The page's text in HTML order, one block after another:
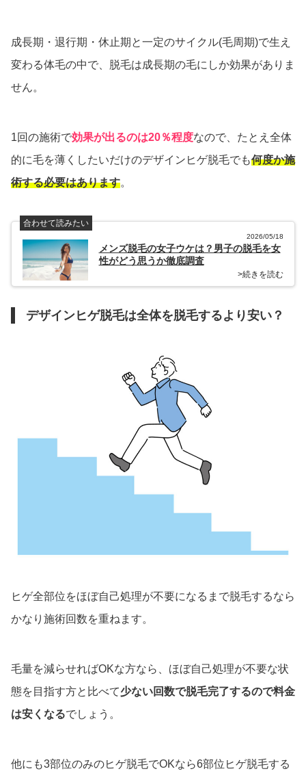
成長期・退行期・休止期と一定のサイクル(毛周期)で生え
変わる体毛の中で、脱毛は成長期の毛にしか効果がありま
せん。
1回の施術で効果が出るのは20％程度なので、たとえ全体
的に毛を薄くしたいだけのデザインヒゲ脱毛でも何度か施
術する必要はあります。
合わせて読みたい
2026/05/18
メンズ脱毛の女子ウケは？男子の脱毛を女
性がどう思うか徹底調査
>続きを読む
デザインヒゲ脱毛は全体を脱毛するより安い？
ヒゲ全部位をほぼ自己処理が不要になるまで脱毛するなら
かなり施術回数を重ねます。
毛量を減らせればOKな方なら、ほぼ自己処理が不要な状
態を目指す方と比べて少ない回数で脱毛完了するので料金
は安くなるでしょう。
他にも3部位のみのヒゲ脱毛でOKなら6部位ヒゲ脱毛する